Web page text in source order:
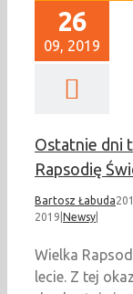
26
09, 2019
Ostatnie dni
Rapsodię
Bartosz Łabuda
2019 Newsy
Wielka
lecie. Z tej